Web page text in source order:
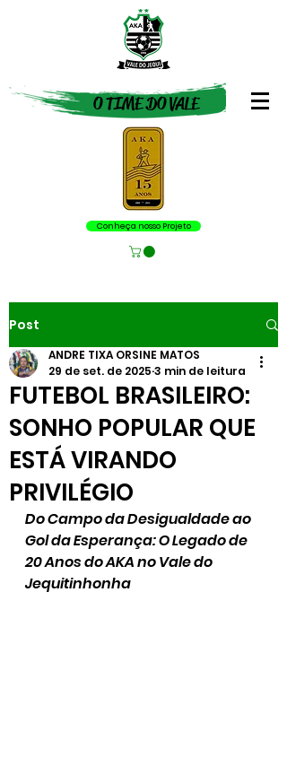
O TIME DO VALE
Conheça nosso Projeto
Post
FUTEBOL BRASILEIRO:
SONHO POPULAR QUE
ESTÁ VIRANDO
PRIVILÉGIO
ANDRE TIXA ORSINE MATOS
29 de set. de 2025 3 min de leitura
Do Campo da Desigualdade ao
Gol da Esperança: O Legado de
20 Anos do AKA no Vale do
Jequitinhonha